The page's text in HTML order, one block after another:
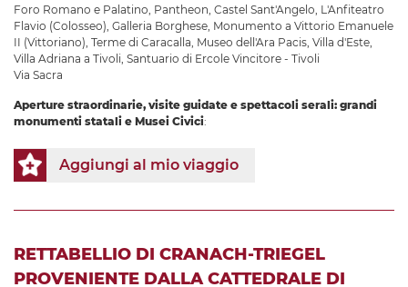
Foro Romano e Palatino, Pantheon, Castel Sant'Angelo, L'Anfiteatro
Flavio (Colosseo), Galleria Borghese, Monumento a Vittorio Emanuele
II (Vittoriano), Terme di Caracalla, Museo dell'Ara Pacis, Villa d'Este,
Villa Adriana a Tivoli, Santuario di Ercole Vincitore - Tivoli
Via Sacra
Aperture straordinarie, visite guidate e spettacoli serali: grandi
monumenti statali e Musei Civici:
Aggiungi al mio viaggio
RETTABELLIO DI CRANACH-TRIEGEL
PROVENIENTE DALLA CATTEDRALE DI